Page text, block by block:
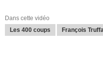
Dans cette vidéo
Les 400 coups
François